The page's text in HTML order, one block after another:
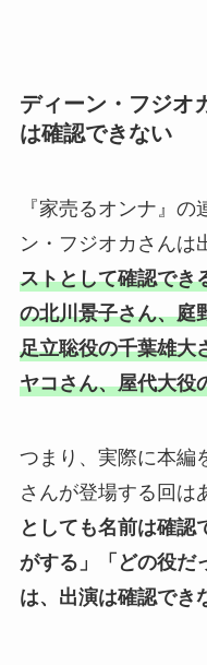
ディーン・フジオ
は確認できない
『家売るオンナ』
ン・フジオカさんは
ストとして確認でき
の北川景子さん、庭
足立聡役の千葉雄大
ヤコさん、屋代大役
つまり、実際に本編
さんが登場する回は
としても名前は確認
がする」「どの役だ
は、出演は確認でき